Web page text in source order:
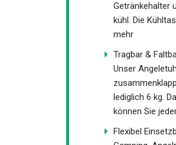
Getränkehalter
kühl. Die
mehr
Tragbar &
Unser
lediglich 6 kg.
können Sie
Flexibel